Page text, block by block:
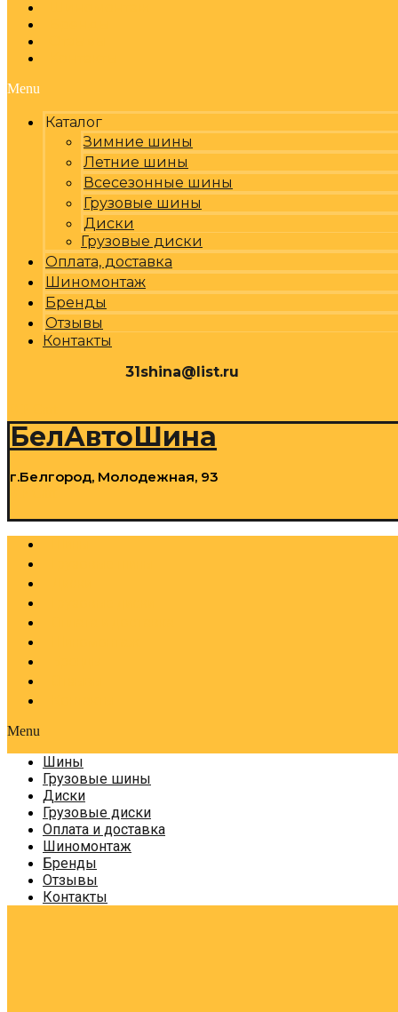
Menu
Каталог
Зимние шины
Летние шины
Всесезонные шины
Грузовые шины
Диски
Грузовые диски
Оплата, доставка
Шиномонтаж
Бренды
Отзывы
Контакты
31shina@list.ru
БелАвтоШина
г.Белгород, Молодежная, 93
Menu
Шины
Грузовые шины
Диски
Грузовые диски
Оплата и доставка
Шиномонтаж
Бренды
Отзывы
Контакты